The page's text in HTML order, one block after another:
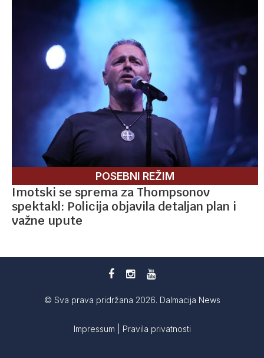
POSEBNI REŽIM
Imotski se sprema za Thompsonov
spektakl: Policija objavila detaljan plan i
važne upute
© Sva prava pridržana 2026. Dalmacija News
Impressum Pravila privatnosti